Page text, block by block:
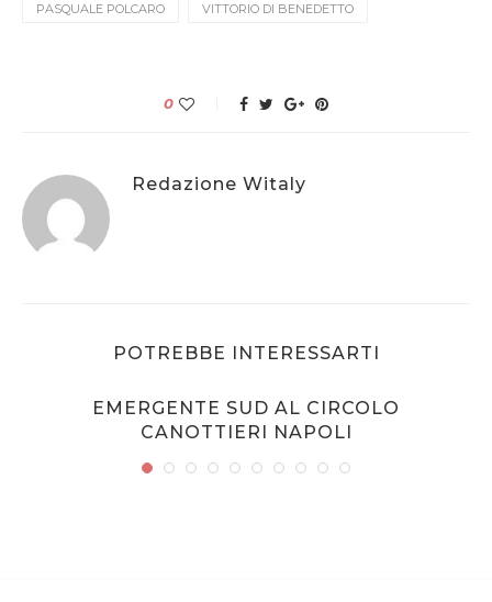
PASQUALE POLCARO VITTORIO DI BENEDETTO
0
Redazione Witaly
POTREBBE INTERESSARTI
EMERGENTE SUD AL CIRCOLO
CANOTTIERI NAPOLI